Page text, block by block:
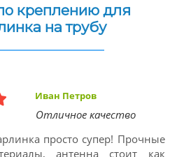
креплению для
на трубу
Иван Петров
Отличное качество
просто супер! Прочные
антенна стоит как